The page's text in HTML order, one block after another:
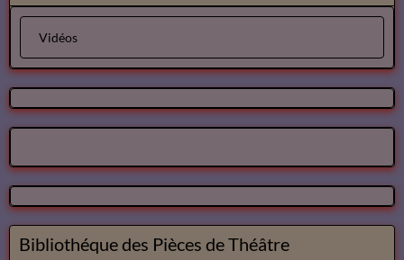
Vidéos
Bibliothéque des Pièces de Théâtre